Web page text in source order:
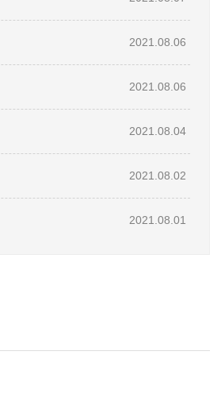
2021.08.06
2021.08.06
2021.08.04
2021.08.02
2021.08.01